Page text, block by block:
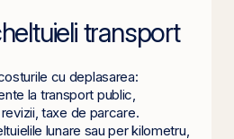
transport
cu deplasarea:
la transport public,
taxe de parcare.
lunare sau per kilometru,